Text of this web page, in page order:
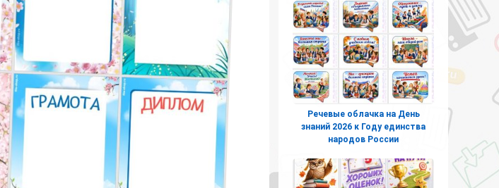
Речевые облачка на День
знаний 2026 к Году единства
народов России